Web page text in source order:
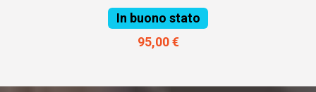
In buono stato
95,00 €